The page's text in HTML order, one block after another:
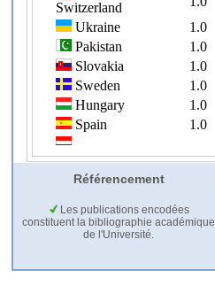
Référencement
Les publications encodées
constituent la bibliographie académique
de l'Université.